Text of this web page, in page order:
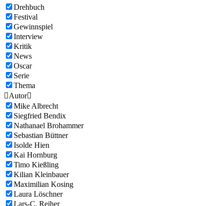
Drehbuch
Festival
Gewinnspiel
Interview
Kritik
News
Oscar
Serie
Thema
Autor
Mike Albrecht
Siegfried Bendix
Nathanael Brohammer
Sebastian Büttner
Isolde Hien
Kai Hornburg
Timo Kießling
Kilian Kleinbauer
Maximilian Kosing
Laura Löschner
Lars-C. Reiher